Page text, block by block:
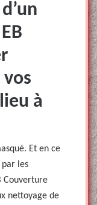
à
Et en ce
par les
Couverture
nettoyage de